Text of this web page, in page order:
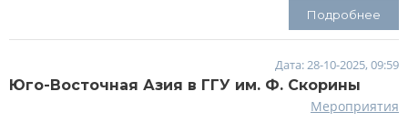
Подробнее
Дата: 28-10-2025, 09:59
Юго-Восточная Азия в ГГУ им. Ф. Скорины
Мероприятия